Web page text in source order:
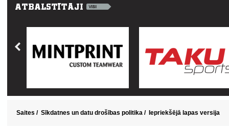
Saites / Sīkdatnes un datu drošības politika / Iepriekšējā lapas versija